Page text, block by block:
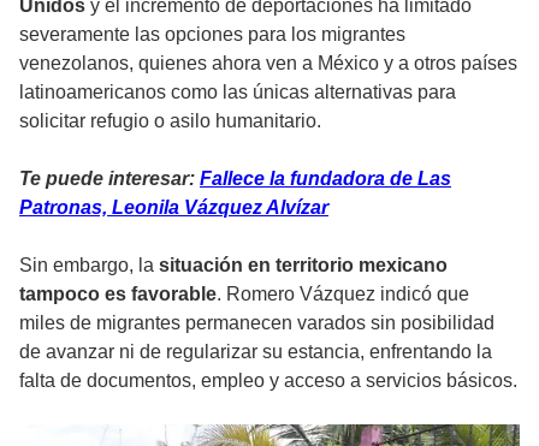
Unidos y el incremento de deportaciones ha limitado
severamente las opciones para los migrantes
venezolanos, quienes ahora ven a México y a otros países
latinoamericanos como las únicas alternativas para
solicitar refugio o asilo humanitario.
Te puede interesar: Fallece la fundadora de Las
Patronas, Leonila Vázquez Alvízar
Sin embargo, la situación en territorio mexicano
tampoco es favorable. Romero Vázquez indicó que
miles de migrantes permanecen varados sin posibilidad
de avanzar ni de regularizar su estancia, enfrentando la
falta de documentos, empleo y acceso a servicios básicos.